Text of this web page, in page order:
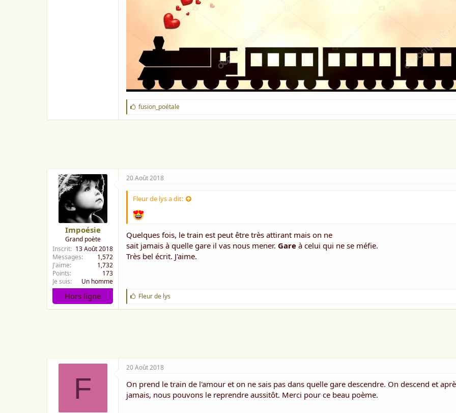
J
'
a
fusion_poétale
Impoésie
Grand poète
Inscrit
13 Août 2018
Messages
1,572
J'aime
1,732
Points
173
Je suis
Un homme
Hors ligne
20 Août 2018
Fleur de lys a dit:
Quelques fois, le train est peut être très attirant mais on ne
sait jamais à quelle gare il vas nous mener. Gare à celui qui ne se méfie.
Très bel écrit. J'aime.
J
'
a
Fleur de lys
F
20 Août 2018
On prend le train de l'amour et on ne sais pas dans quelle gare descendre. On descend et
jamais, nous pouvons le reprendre aussitôt. Merci pour ce beau poème.